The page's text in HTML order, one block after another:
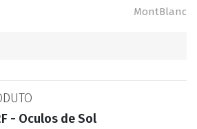
MontBlanc
- Oculos de Sol